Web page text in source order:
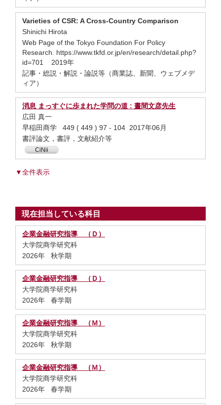
Varieties of CSR: A Cross-Country Comparison
Shinichi Hirota
Web Page of the Tokyo Foundation For Policy
Research. https://www.tkfd.or.jp/en/research/detail.php?
id=701 2019年
記事・総説・解説・論説等（商業誌、新聞、ウェブメデ
ィア）
消息 まっすぐに歩まれた学問の道 : 晝間文彦先生
広田 真一
早稲田商学 449 ( 449 ) 97 - 104 2017年06月
書評論文，書評，文献紹介等
CiNii
▼全件表示
現在担当している科目
企業金融研究指導 （Ｄ）
大学院商学研究科
2026年 秋学期
企業金融研究指導 （Ｄ）
大学院商学研究科
2026年 春学期
企業金融研究指導 （Ｍ）
大学院商学研究科
2026年 秋学期
企業金融研究指導 （Ｍ）
大学院商学研究科
2026年 春学期